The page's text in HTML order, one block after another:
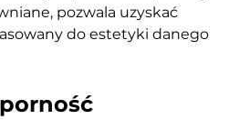
pozwala uzyskać
do estetyki danego